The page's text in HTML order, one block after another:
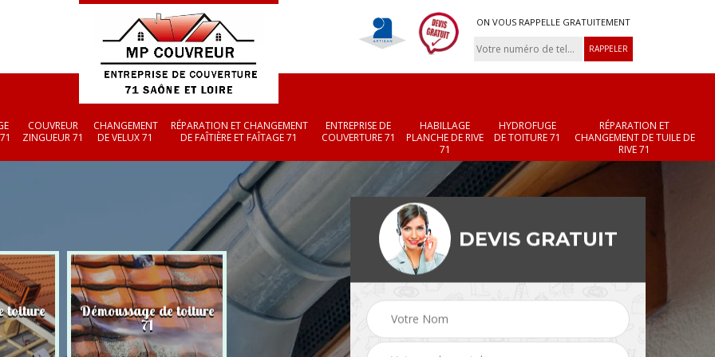
ON VOUS RAPPELLE GRATUITEMENT
COUVREUR
ZINGUEUR 71
CHANGEMENT
DE VELUX 71
RÉPARATION ET CHANGEMENT
DE FAÎTIÈRE ET FAÎTAGE 71
ENTREPRISE DE
COUVERTURE 71
HABILLAGE
PLANCHE DE RIVE
71
HYDROFUGE
DE TOITURE 71
RÉPARATION ET
CHANGEMENT DE TUILE DE
RIVE 71
toiture Démoussage de toiture
71 Couvreur zingueur 71 Changement de velux Réparation et
changement de
et faîtage 71
DEVIS GRATUIT